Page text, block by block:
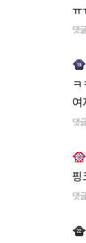
ㅠ
댓
ㅋ
여
댓
핑
댓